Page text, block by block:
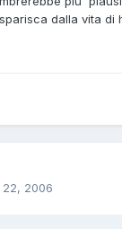
dalla vita di
2006